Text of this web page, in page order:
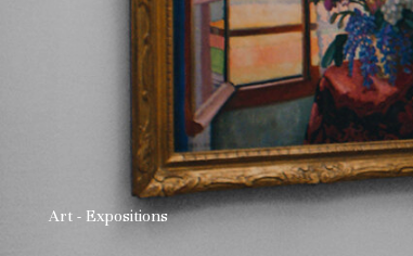
Art - Expositions